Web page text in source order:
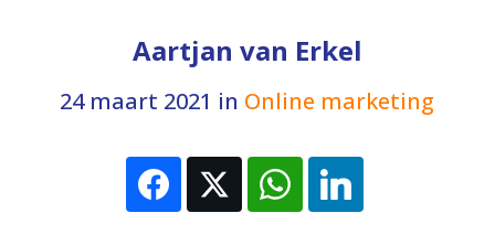
Aartjan van Erkel
24 maart 2021 in Online marketing